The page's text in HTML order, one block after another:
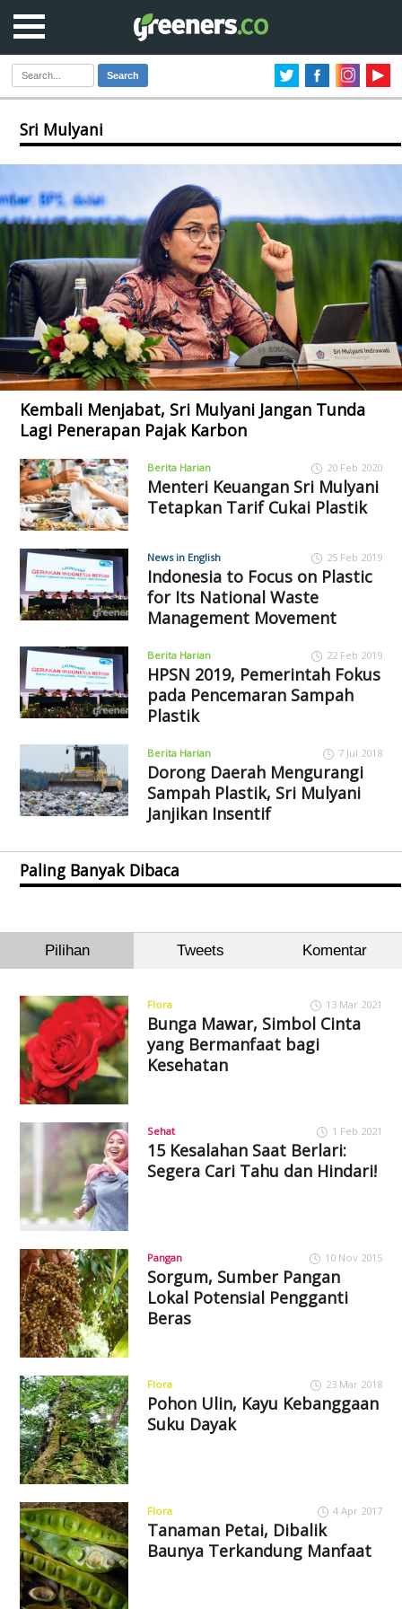
Search
Sri Mulyani
Kembali Menjabat, Sri Mulyani Jangan Tunda
Lagi Penerapan Pajak Karbon
Berita Harian 20 Feb 2020
Menteri Keuangan Sri Mulyani
Tetapkan Tarif Cukai Plastik
News in English 25 Feb 2019
Indonesia to Focus on Plastic
for Its National Waste
Management Movement
Berita Harian 22 Feb 2019
HPSN 2019, Pemerintah Fokus
pada Pencemaran Sampah
Plastik
Berita Harian 7 Jul 2018
Dorong Daerah Mengurangi
Sampah Plastik, Sri Mulyani
Janjikan Insentif
Paling Banyak Dibaca
Pilihan Tweets Komentar
Flora 13 Mar 2021
Bunga Mawar, Simbol Cinta
yang Bermanfaat bagi
Kesehatan
Sehat 1 Feb 2021
15 Kesalahan Saat Berlari:
Segera Cari Tahu dan Hindari!
Pangan 10 Nov 2015
Sorgum, Sumber Pangan
Lokal Potensial Pengganti
Beras
Flora 23 Mar 2018
Pohon Ulin, Kayu Kebanggaan
Suku Dayak
Flora 4 Apr 2017
Tanaman Petai, Dibalik
Baunya Terkandung Manfaat